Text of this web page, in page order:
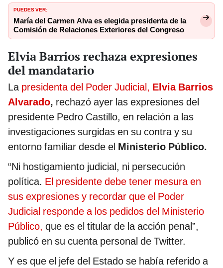
PUEDES VER:
María del Carmen Alva es elegida presidenta de la
Comisión de Relaciones Exteriores del Congreso
Elvia Barrios rechaza expresiones
del mandatario
La presidenta del Poder Judicial, Elvia Barrios
Alvarado, rechazó ayer las expresiones del
presidente Pedro Castillo, en relación a las
investigaciones surgidas en su contra y su
entorno familiar desde el Ministerio Público.
“Ni hostigamiento judicial, ni persecución
política. El presidente debe tener mesura en
sus expresiones y recordar que el Poder
Judicial responde a los pedidos del Ministerio
Público, que es el titular de la acción penal”,
publicó en su cuenta personal de Twitter.
Y es que el jefe del Estado se había referido a